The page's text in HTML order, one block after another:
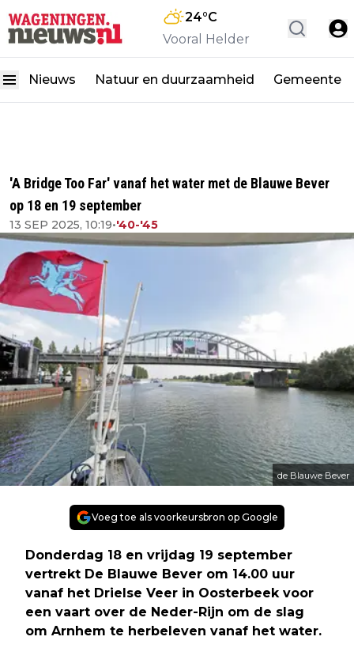
24°C
Vooral Helder
Nieuws Natuur en duurzaamheid Gemeente
'A Bridge Too Far' vanaf het water met de Blauwe Bever
op 18 en 19 september
13 SEP 2025, 10:19•'40-'45
de Blauwe Bever
Voeg toe als voorkeursbron op Google
Donderdag 18 en vrijdag 19 september
vertrekt De Blauwe Bever om 14.00 uur
vanaf het Drielse Veer in Oosterbeek voor
een vaart over de Neder-Rijn om de slag
om Arnhem te herbeleven vanaf het water.